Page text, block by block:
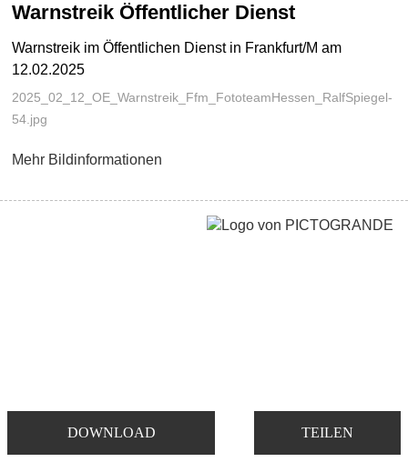
DOWNLOAD TEILEN
Warnstreik Öffentlicher Dienst
Warnstreik im Öffentlichen Dienst in Frankfurt/M am
12.02.2025
2025_02_12_OE_Warnstreik_Ffm_FototeamHessen_RalfSpiegel-
54.jpg
Mehr Bildinformationen